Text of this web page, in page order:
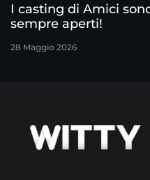
I casting di Amici
sempre aperti!
28 Maggio 2026